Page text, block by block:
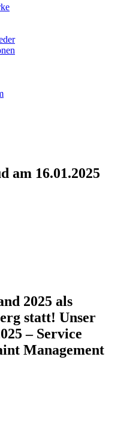
am 16.01.2025
2025 als
statt! Unser
– Service
Management